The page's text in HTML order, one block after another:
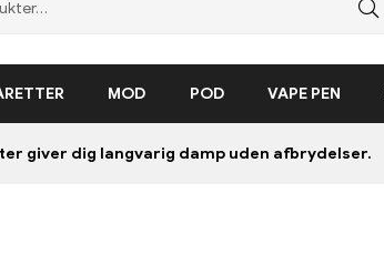
MOD POD VAPE PEN
giver dig langvarig damp uden afbrydelser.